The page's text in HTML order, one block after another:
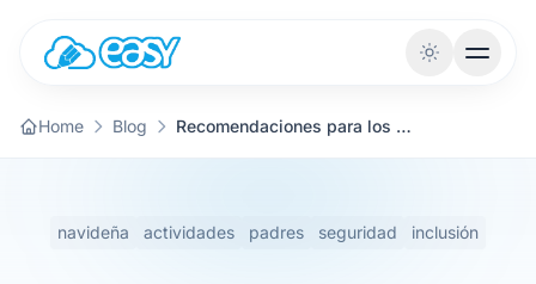
Home Blog Recomendaciones para los coordinadores de jardines de infancia y escuelas durante las vacaciones de Navidad 2025
navideña actividades padres seguridad inclusión